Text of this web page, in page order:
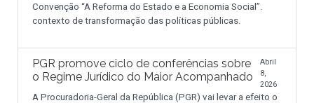
Convenção “A Reforma do Estado e a Economia Social”.
contexto de transformação das políticas públicas.
PGR promove ciclo de conferências sobre
o Regime Jurídico do Maior Acompanhado
Abril
8,
2026
A Procuradoria-Geral da República (PGR) vai levar a efeito o